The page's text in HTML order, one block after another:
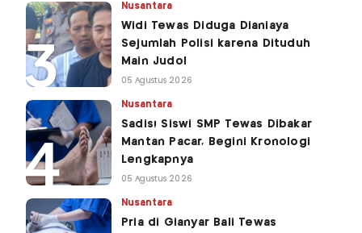
Nusantara
Widi Tewas Diduga Dianiaya
Sejumlah Polisi karena Dituduh
Main Judol
05 Agustus 2026
Nusantara
Sadis! Siswi SMP Tewas Dibakar
Mantan Pacar, Begini Kronologi
Lengkapnya
05 Agustus 2026
Nusantara
Pria di Gianyar Bali Tewas